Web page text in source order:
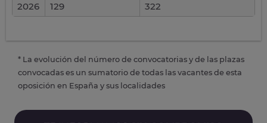
2026
129 322
* La evolución del número de convocatorias y de las plazas
convocadas es un sumatorio de todas las vacantes de esta
oposición en España y sus localidades